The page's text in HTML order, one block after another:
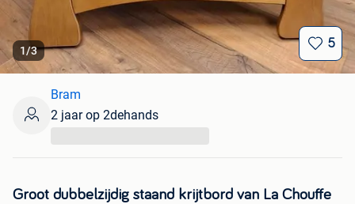
1/3
5
Groot dubbelzijdig staand krijtbord van La Chouffe
Bram
2 jaar op 2dehands